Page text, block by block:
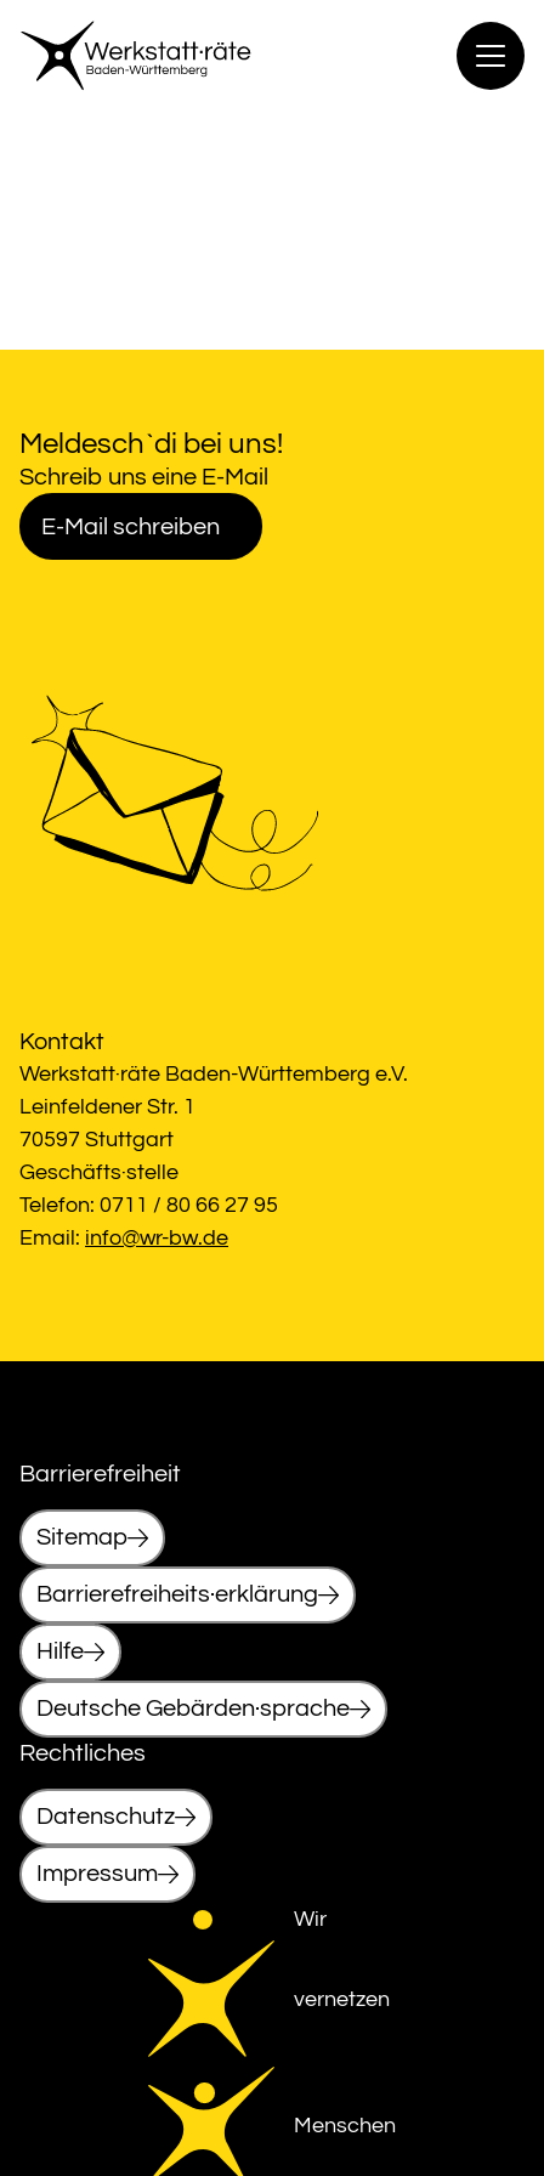
Inhalt
springen
Meldesch`di bei uns!
Schreib uns eine E-Mail
E-Mail schreiben
Kontakt
Werkstatt·räte Baden-Württemberg e.V.
Leinfeldener Str. 1
70597 Stuttgart
Geschäfts·stelle
Telefon: 0711 / 80 66 27 95
Email: info@wr-bw.de
Barrierefreiheit
Sitemap
Barrierefreiheits·erklärung
Hilfe
Deutsche Gebärden·sprache
Rechtliches
Datenschutz
Impressum
Wir
vernetzen
Menschen